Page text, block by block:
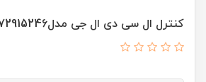
کنترل ال سی دی ال جی مدل72915246